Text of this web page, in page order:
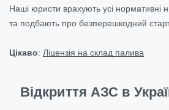
Наші юристи врахують усі нормативні
та подбають про безперешкодний
Цікаво: Ліцензія на склад палива
Відкриття АЗС в